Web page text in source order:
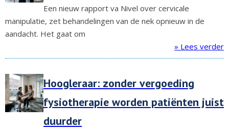
Een nieuw rapport va Nivel over cervicale
manipulatie, zet behandelingen van de nek opnieuw in de
aandacht. Het gaat om
» Lees verder
Hoogleraar: zonder vergoeding
fysiotherapie worden patiënten juist
duurder